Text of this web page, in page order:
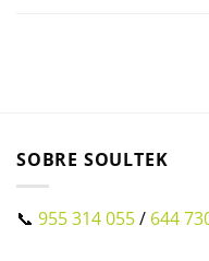
SOBRE SOULTEK
📞 955 314 055/ 644